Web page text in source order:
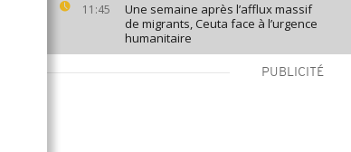
11:45
Une semaine après l’afflux massif
de migrants, Ceuta face à l’urgence
humanitaire
PUBLICITÉ